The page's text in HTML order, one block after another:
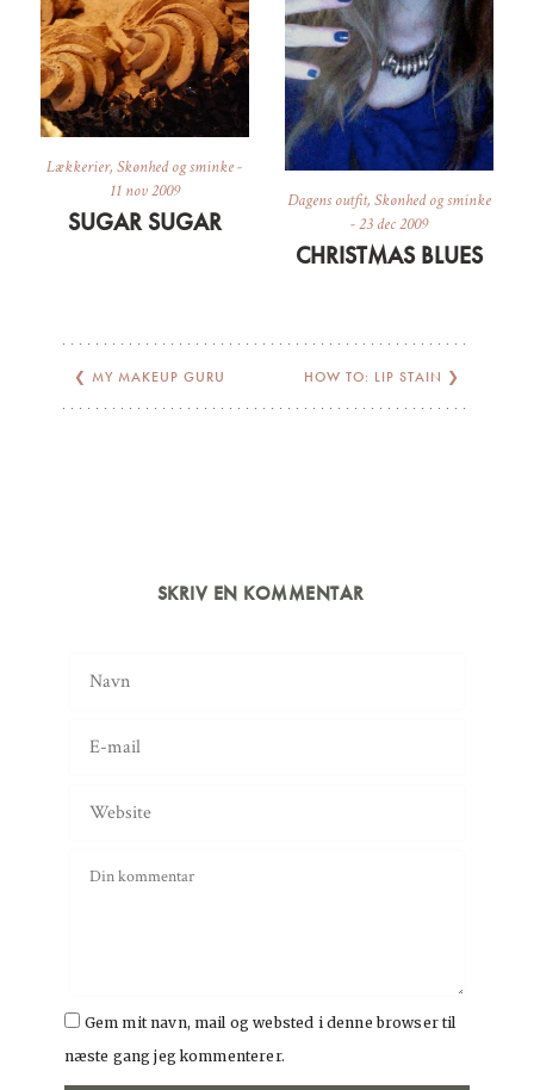
Lækkerier,Skønhed og sminke-
11 nov 2009
SUGAR SUGAR
Dagens outfit,Skønhed og sminke
-23 dec 2009
CHRISTMAS BLUES
❮ MY MAKEUP GURU HOW TO: LIP STAIN ❯
SKRIV EN KOMMENTAR
Gem mit navn, mail og websted i denne browser til
næste gang jeg kommenterer.